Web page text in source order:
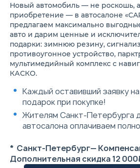
отделении
Багажное отделение с
подсветкой, отсеком для
хранения
Спинки сидений второго
ряда с возможностью
складывания в соотношении
60:40
Система вызова экстренных
ГЛОНАСС
Фронтальные подушки
безопасности водителя и
переднего пассажира
Антиблокировочная система
тормозов (ABS) с функцией
распределения тормозных
усилий (EBD)
Электронная система
Новый автомобиль — не роскошь,
приобретение — в автосалоне
предлагаем максимально
авто и дарим ценные и
подарки: зимнюю резину,
противоугонное устройство,
мультимедийный комплекс с
КАСКО.
Каждый оставивший заявку
подарок при покупке!
Жителям Санкт-Петербурга
автосалона оплачиваем
* Санкт-Петербург—
Дополнительная скидка 12